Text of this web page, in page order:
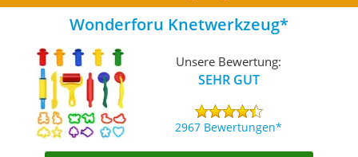
Wonderforu Knetwerkzeug
Unsere Bewertung:
SEHR GUT
2967 Bewertungen